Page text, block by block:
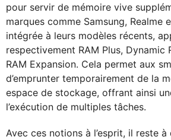
pour servir de mémoire vive
marques comme Samsung, Realme
intégrée à leurs modèles récents,
respectivement RAM Plus, Dynamic
RAM Expansion. Cela permet aux
d’emprunter temporairement de la
espace de stockage, offrant ainsi
l’exécution de multiples tâches.
Avec ces notions à l’esprit, il reste